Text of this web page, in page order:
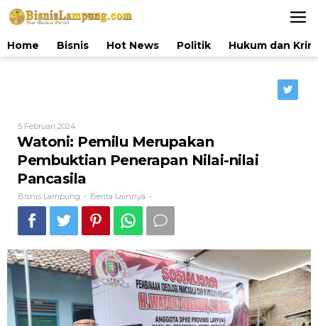
Lewati
ke
Home
Bisnis Hot News Politik Hukum dan
5 Februari 2024Oleh
Bisnis
Lampung
Watoni: Pemilu Merupakan
Pembuktian Penerapan Nilai-nilai
Pancasila
Bisnis Lampung - Berita Lainnya -